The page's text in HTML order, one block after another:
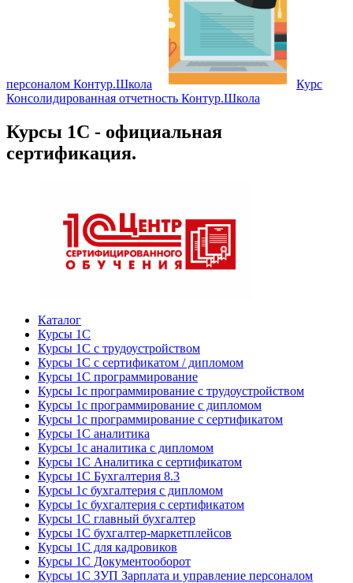
персоналом Контур.Школа
Курс
Консолидированная отчетность Контур.Школа
Курсы 1С - официальная
сертификация.
Каталог
Курсы 1С
Курсы 1С с трудоустройством
Курсы 1С с сертификатом / дипломом
Курсы 1С программирование
Курсы 1с программирование с трудоустройством
Курсы 1с программирование с дипломом
Курсы 1с программирование с сертификатом
Курсы 1С аналитика
Курсы 1с аналитика с дипломом
Курсы 1С Аналитика с сертификатом
Курсы 1С Бухгалтерия 8.3
Курсы 1с бухгалтерия с дипломом
Курсы 1с бухгалтерия с сертификатом
Курсы 1С главный бухгалтер
Курсы 1С бухгалтер-маркетплейсов
Курсы 1С для кадровиков
Курсы 1С Документооборот
Курсы 1С ЗУП Зарплата и управление персоналом